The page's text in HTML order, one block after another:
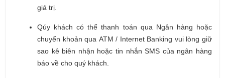
giá trị.
Qúy khách có thể thanh toán qua Ngân hàng hoặc
chuyển khoản qua ATM / Internet Banking vui lòng giữ
sao kê biên nhận hoặc tin nhắn SMS của ngân hàng
báo về cho quý khách.